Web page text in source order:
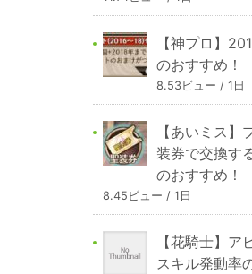
【神プロ】
のおすすめ！
8.53ビュー / 1日
【あいミス】
装券で交換す
のおすすめ！
8.45ビュー / 1日
【花騎士】ア
スキル発動率